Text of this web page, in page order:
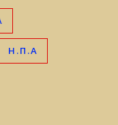
Η.Π.Α